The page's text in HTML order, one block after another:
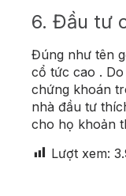
6. Đầu tư
Đúng như tên
cổ tức cao .
chứng khoán
nhà đầu tư
cho họ khoản
Lượt xem: